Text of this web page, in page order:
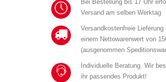
Bei Bestellung bis 17 Uhr
Versand am selben Werktag
Versandkostenfreie Lieferung
einem Nettowarenwert von
(ausgenommen
Individuelle Beratung. Wir
ihr passendes Produkt!